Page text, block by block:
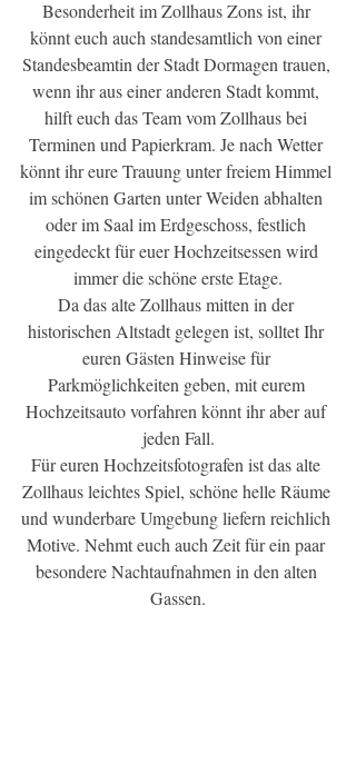
Besonderheit im Zollhaus Zons ist, ihr
könnt euch auch standesamtlich von einer
Standesbeamtin der Stadt Dormagen trauen,
wenn ihr aus einer anderen Stadt kommt,
hilft euch das Team vom Zollhaus bei
Terminen und Papierkram. Je nach Wetter
könnt ihr eure Trauung unter freiem Himmel
im schönen Garten unter Weiden abhalten
oder im Saal im Erdgeschoss, festlich
eingedeckt für euer Hochzeitsessen wird
immer die schöne erste Etage.
Da das alte Zollhaus mitten in der
historischen Altstadt gelegen ist, solltet Ihr
euren Gästen Hinweise für
Parkmöglichkeiten geben, mit eurem
Hochzeitsauto vorfahren könnt ihr aber auf
jeden Fall.
Für euren Hochzeitsfotografen ist das alte
Zollhaus leichtes Spiel, schöne helle Räume
und wunderbare Umgebung liefern reichlich
Motive. Nehmt euch auch Zeit für ein paar
besondere Nachtaufnahmen in den alten
Gassen.